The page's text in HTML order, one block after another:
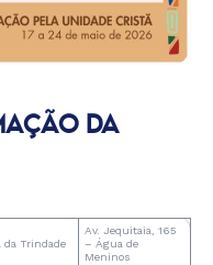
DA
da Trindade
Av. Jequitaia, 165
– Água de
Meninos